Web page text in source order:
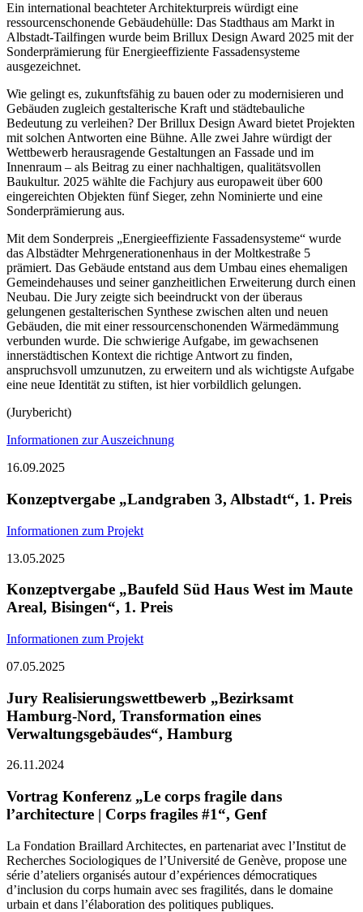
Ein international beachteter Architekturpreis würdigt eine
ressourcenschonende Gebäudehülle: Das Stadthaus am Markt in
Albstadt-Tailfingen wurde beim Brillux Design Award 2025 mit der
Sonderprämierung für Energieeffiziente Fassadensysteme
ausgezeichnet.
Wie gelingt es, zukunftsfähig zu bauen oder zu modernisieren und
Gebäuden zugleich gestalterische Kraft und städtebauliche
Bedeutung zu verleihen? Der Brillux Design Award bietet Projekten
mit solchen Antworten eine Bühne. Alle zwei Jahre würdigt der
Wettbewerb herausragende Gestaltungen an Fassade und im
Innenraum – als Beitrag zu einer nachhaltigen, qualitätsvollen
Baukultur. 2025 wählte die Fachjury aus europaweit über 600
eingereichten Objekten fünf Sieger, zehn Nominierte und eine
Sonderprämierung aus.
Mit dem Sonderpreis „Energieeffiziente Fassadensysteme“ wurde
das Albstädter Mehrgenerationenhaus in der Moltkestraße 5
prämiert. Das Gebäude entstand aus dem Umbau eines ehemaligen
Gemeindehauses und seiner ganzheitlichen Erweiterung durch einen
Neubau. Die Jury zeigte sich beeindruckt von der überaus
gelungenen gestalterischen Synthese zwischen alten und neuen
Gebäuden, die mit einer ressourcenschonenden Wärmedämmung
verbunden wurde. Die schwierige Aufgabe, im gewachsenen
innerstädtischen Kontext die richtige Antwort zu finden,
anspruchsvoll umzunutzen, zu erweitern und als wichtigste Aufgabe
eine neue Identität zu stiften, ist hier vorbildlich gelungen.
(Jurybericht)
Informationen zur Auszeichnung
16.09.2025
Konzeptvergabe „Landgraben 3, Albstadt“, 1. Preis
Informationen zum Projekt
13.05.2025
Konzeptvergabe „Baufeld Süd Haus West im Maute
Areal, Bisingen“, 1. Preis
Informationen zum Projekt
07.05.2025
Jury Realisierungswettbewerb „Bezirksamt
Hamburg-Nord, Transformation eines
Verwaltungsgebäudes“, Hamburg
26.11.2024
Vortrag Konferenz „Le corps fragile dans
l’architecture | Corps fragiles #1“, Genf
La Fondation Braillard Architectes, en partenariat avec l’Institut de
Recherches Sociologiques de l’Université de Genève, propose une
série d’ateliers organisés autour d’expériences démocratiques
d’inclusion du corps humain avec ses fragilités, dans le domaine
urbain et dans l’élaboration des politiques publiques.